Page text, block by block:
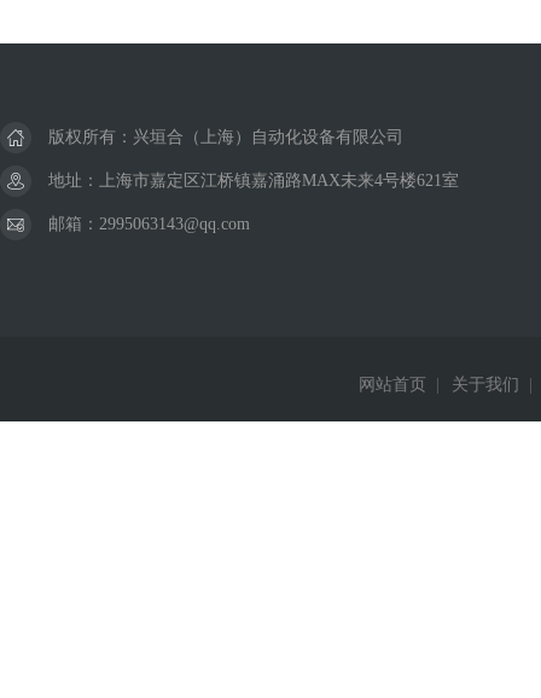
版权所有：兴垣合（上海）自动化设备有限公司
地址：上海市嘉定区江桥镇嘉涌路MAX未来4号楼621室
邮箱：2995063143@qq.com
网站首页 关于我们